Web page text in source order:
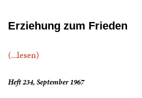
Erziehung zum Frieden
(...lesen)
Heft 234, September 1967